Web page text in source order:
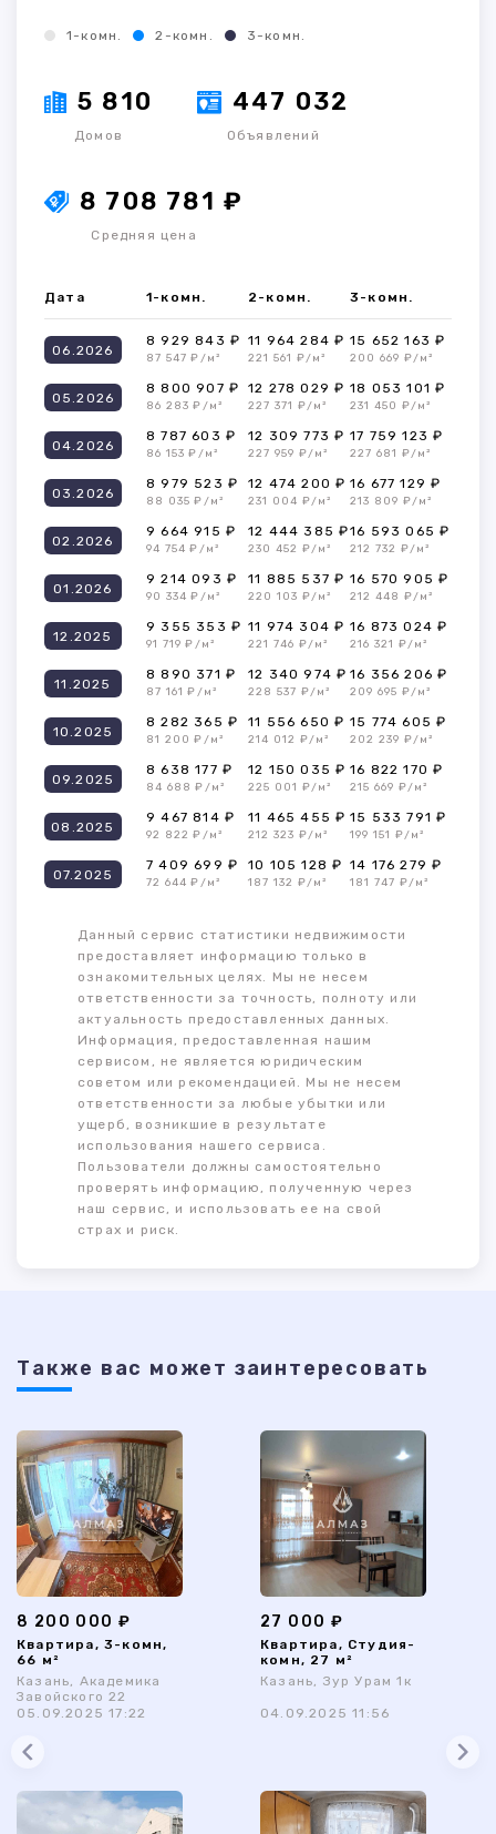
1-комн. 2-комн. 3-комн.
5 810
Домов
447 032
Объявлений
8 708 781 ₽
Средняя цена
Дата 1-комн. 2-комн. 3-комн.
06.2026
8 929 843 ₽
87 547 ₽/м²
11 964 284 ₽
221 561 ₽/м²
15 652 163 ₽
200 669 ₽/м²
05.2026
8 800 907 ₽
86 283 ₽/м²
12 278 029 ₽
227 371 ₽/м²
18 053 101 ₽
231 450 ₽/м²
04.2026
8 787 603 ₽
86 153 ₽/м²
12 309 773 ₽
227 959 ₽/м²
17 759 123 ₽
227 681 ₽/м²
03.2026
8 979 523 ₽
88 035 ₽/м²
12 474 200 ₽
231 004 ₽/м²
16 677 129 ₽
213 809 ₽/м²
02.2026
9 664 915 ₽
94 754 ₽/м²
12 444 385 ₽
230 452 ₽/м²
16 593 065 ₽
212 732 ₽/м²
01.2026
9 214 093 ₽
90 334 ₽/м²
11 885 537 ₽
220 103 ₽/м²
16 570 905 ₽
212 448 ₽/м²
12.2025
9 355 353 ₽
91 719 ₽/м²
11 974 304 ₽
221 746 ₽/м²
16 873 024 ₽
216 321 ₽/м²
11.2025
8 890 371 ₽
87 161 ₽/м²
12 340 974 ₽
228 537 ₽/м²
16 356 206 ₽
209 695 ₽/м²
10.2025
8 282 365 ₽
81 200 ₽/м²
11 556 650 ₽
214 012 ₽/м²
15 774 605 ₽
202 239 ₽/м²
09.2025
8 638 177 ₽
84 688 ₽/м²
12 150 035 ₽
225 001 ₽/м²
16 822 170 ₽
215 669 ₽/м²
08.2025
9 467 814 ₽
92 822 ₽/м²
11 465 455 ₽
212 323 ₽/м²
15 533 791 ₽
199 151 ₽/м²
07.2025
7 409 699 ₽
72 644 ₽/м²
10 105 128 ₽
187 132 ₽/м²
14 176 279 ₽
181 747 ₽/м²
Данный сервис статистики недвижимости
предоставляет информацию только в
ознакомительных целях. Мы не несем
ответственности за точность, полноту или
актуальность предоставленных данных.
Информация, предоставленная нашим
сервисом, не является юридическим
советом или рекомендацией. Мы не несем
ответственности за любые убытки или
ущерб, возникшие в результате
использования нашего сервиса.
Пользователи должны самостоятельно
проверять информацию, полученную через
наш сервис, и использовать ее на свой
страх и риск.
Также ваc может заинтересовать
8 200 000 ₽
Квартира, 3-комн,
66 м²
Казань, Академика
Завойского 22
05.09.2025 17:22
27 000 ₽
Квартира, Студия-
комн, 27 м²
Казань, Зур Урам 1к
04.09.2025 11:56